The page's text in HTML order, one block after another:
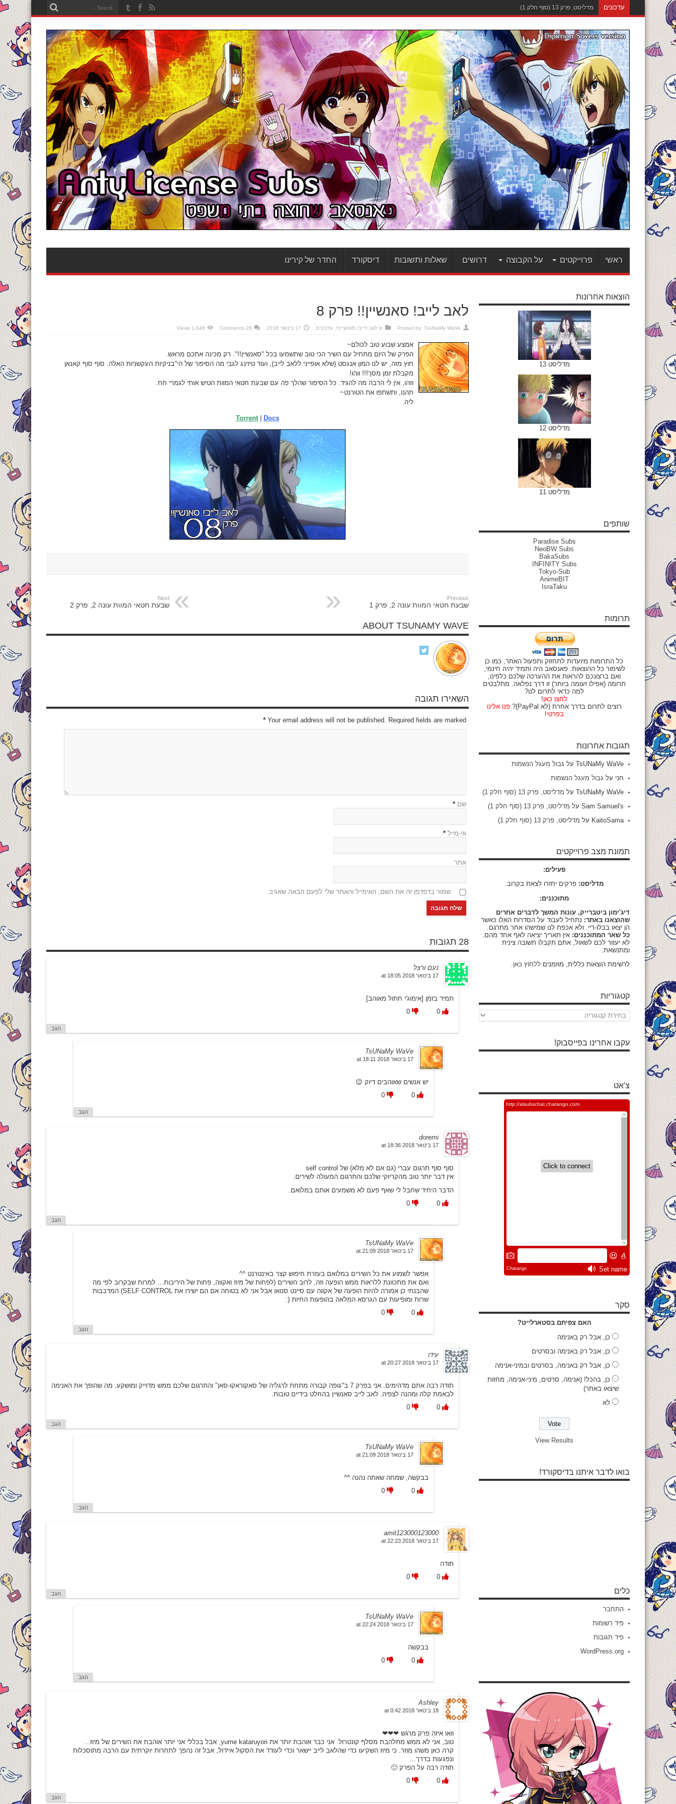
עדכונים מדליסט, פרק 12
ראשי פרוייקטים על הקבוצה דרושים שאלות ותשובות דיסקורד החדר של קירינו
לאב לייב! סאנשיין!! פרק 8
Posted by: TsUNaMy WaVe
in לאב לייב! סאנשיין!! עדכונים 17 בינואר 2018 28 Comments
1,646 Views
אמצע שבוע טוב לכולם~
הפרק של היום מתחיל עם השיר הכי טוב שתשמעו בכל "סאנשיין!!". רק מכינה אתכם מראש.
חוץ מזה, יש לנו המון אנגסט (שלא אופייני ללאב לייב), ועוד טיזינג לגבי מה הסיפור של הי"בניקיות העקשניות האלה. סוף סוף קאנאן
מקבלת זמן מסך!!! ווהו!
וזהו, אין לי הרבה מה להגיד. כל הסיפור שהלך פה עם שבעת חטאי המוות הטיש אותי לגמרי חח.
תהנו, ותשתפו את הטורנט~
ליה.
Torrent| Docs
Previous:
שבעת חטאי המוות עונה 2, פרק 1
Next:
שבעת חטאי המוות עונה 2, פרק 2
ABOUT TSUNAMY WAVE
השאירו תגובה
Your email address will not be published. Required fields are marked
*
שם *
אי-מייל *
אתר
שמור בדפדפן זה את השם, האימייל והאתר שלי לפעם הבאה שאגיב.
28 תגובות
נעם ורצל
17 בינואר 2018 at 18:05
תמיד בזמן [אימוג'י חתול מאוהב]
0
0
הגב
TsUNaMy WaVe
17 בינואר 2018 at 18:11
יש אנשים שאוהבים דיוק 😉
0
0
הגב
doremi
17 בינואר 2018 at 18:36
סוף סוף תרגום עברי (גם אם לא מלא) של self control
אין דבר יותר טוב מהקריוקי שלכם והתרגום המעולה לשירים.
הדבר היחיד שחבל לי שאף פעם לא משמעים אותם במלואם.
0
0
הגב
TsUNaMy WaVe
17 בינואר 2018 at 21:09
אפשר לשמוע את כל השירים במלואם בעזרת חיפוש קצר באינטרנט ^^
ואם את מתכוונת ללראות ממש הופעה וזה, לרוב השירים (לפחות של מיוז ואקווה, פחות של היריבות… למרות שבקרוב לפי מה
שהבנתי כן אמורה להיות הופעה של אקווה עם סיינט סנואו אבל אני לא בטוחה אם הם ישירו את SELF CONTROL) המדבבות
שרות ומופיעות עם הגרסא המלאה בהופעות החיות (:
0
0
הגב
עידו
17 בינואר 2018 at 20:27
תודה רבה אתם מדהימים. אני בפרק 7 ב"גופה קבורה מתחת לרגליה של סאקוראקו-סאן" והתרגום שלכם ממש מדוייק ומושקע. מה שהופך את האנימה
לבאמת קלה ומהנה לצפיה. לאב לייב סאנשיין בהחלט בידיים טובות.
0
0
הגב
TsUNaMy WaVe
17 בינואר 2018 at 21:09
בבקשה, שמחה שאתה נהנה ^^
0
0
הגב
amit123000123000
17 בינואר 2018 at 22:23
תודה
0
0
הגב
TsUNaMy WaVe
17 בינואר 2018 at 22:24
בבקשה
0
0
הגב
Ashley
18 בינואר 2018 at 0:42
וואו איזה פרק מרגש ❤❤❤
טוב, אני לא ממש מתלהבת מסלף קונטרול. אני כבר אוהבת יותר את yume kataruyori, אבל בכללי אני יותר אוהבת את השירים של מיוז…
קרה כאן משהו מוזר. כי מיוז השקיעו כדי שהלאב לייב יישאר וכדי לעודד את הסקול איידול, אבל זה נהפך לתחרות יוקרתית עם הרבה מתוסכלות
ונפגעות בדרך…
תודה רבה על הפרק 🙂
0
0
הגב
הוצאות אחרונות
מדליסט 13
מדליסט 12
מדליסט 11
שותפים
Paradise Subs
NeoBW Subs
BakaSubs
INFINITY Subs
Tokyo-Sub
AnimeBIT
IsraTaku
תרומות
כל התרומות מיועדות לתחזוק ותפעול האתר, כמו כן
לשימור כל ההוצאות. פאנסאב היה ותמיד יהיה חינמי,
ואם ברצונכם להראות את ההערכה שלכם כלפינו,
תרומה (אפילו זעומה ביותר) זו דרך נפלאה. מתלבטים
למה כדאי לתרום לנו?
לחצו כאן!
רוצים לתרום בדרך אחרת (לא PayPal)?
פנו אלינו
בפרטי!
תגובות אחרונות
TsUNaMy WaVe על גבול מעגל הנשמות
חני על גבול מעגל הנשמות
TsUNaMy WaVe על מדליסט, פרק 13 (סוף חלק 1)
Sam Samuel's על מדליסט, פרק 13 (סוף חלק 1)
KaitoSama על מדליסט, פרק 13 (סוף חלק 1)
תמונת מצב פרוייקטים
פעילים:
מדליסט: פרקים יחזרו לצאת בקרוב.
מתוכננים:
דיג'ימון ביטברייק, עונות המשך לדברים אחרים
שהוצאנו באתר: נתחיל לעבוד על הסדרות האלו כאשר
הן יצאו בבלו-ריי. ולא אכפת לנו שמישהו אחר מתרגם.
כל שאר המתוכננים: אין תאריך יציאה לאף אחד מהם.
לא יעזור לכם לשאול, אתם תקבלו תשובה צינית
ומתנשאת.
לרשימת הוצאות כללית, מוזמנים ללחוץ כאן.
קטגוריות
קטגוריות
עקבו אחרינו בפייסבוק!
צ'אט
סקר
האם צפיתם בסטארלייט?
כן, אבל רק באנימה
כן, אבל רק באנימה ובסרטים
כן, אבל רק באנימה, בסרטים ובמיני-אנימה
כן, בהכל! (אנימה, סרטים, מיני-אנימה, מחזות
שיצאו באתר)
לא
View Results
בואו לדבר איתנו בדיסקורד!
כלים
התחבר
פיד רשומות
פיד תגובות
WordPress.org